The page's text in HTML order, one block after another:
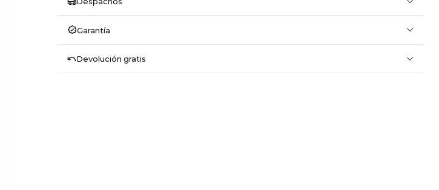
Garantía
Devolución gratis